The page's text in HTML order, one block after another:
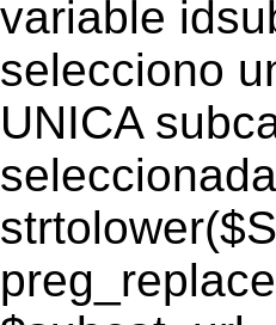
variable
selecciono
UNICA